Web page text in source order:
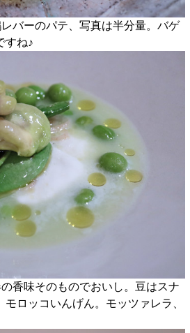
バーのパテ、写真は半分量。バゲ
すね♪
香味そのものでおいし。豆はスナ
ロッコいんげん。モッツァレラ、